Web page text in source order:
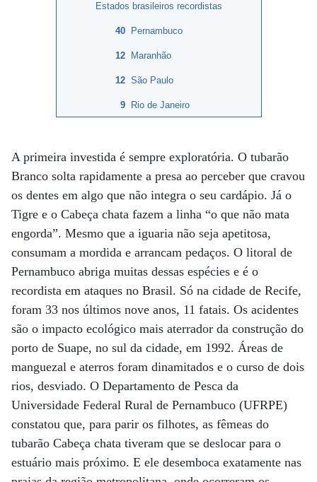
Estados brasileiros recordistas
40 Pernambuco
12 Maranhão
12 São Paulo
9 Rio de Janeiro
A primeira investida é sempre exploratória. O tubarão
Branco solta rapidamente a presa ao perceber que cravou
os dentes em algo que não integra o seu cardápio. Já o
Tigre e o Cabeça chata fazem a linha “o que não mata
engorda”. Mesmo que a iguaria não seja apetitosa,
consumam a mordida e arrancam pedaços. O litoral de
Pernambuco abriga muitas dessas espécies e é o
recordista em ataques no Brasil. Só na cidade de Recife,
foram 33 nos últimos nove anos, 11 fatais. Os acidentes
são o impacto ecológico mais aterrador da construção do
porto de Suape, no sul da cidade, em 1992. Áreas de
manguezal e aterros foram dinamitados e o curso de dois
rios, desviado. O Departamento de Pesca da
Universidade Federal Rural de Pernambuco (UFRPE)
constatou que, para parir os filhotes, as fêmeas do
tubarão Cabeça chata tiveram que se deslocar para o
estuário mais próximo. E ele desemboca exatamente nas